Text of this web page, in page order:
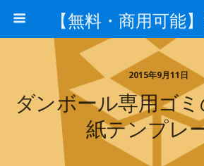
2015年9月11日
ダンボール専用ゴ
紙テンプレ